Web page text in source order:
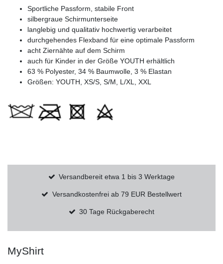
Sportliche Passform, stabile Front
silbergraue Schirmunterseite
langlebig und qualitativ hochwertig verarbeitet
durchgehendes Flexband für eine optimale Passform
acht Ziernähte auf dem Schirm
auch für Kinder in der Größe YOUTH erhältlich
63 % Polyester, 34 % Baumwolle, 3 % Elastan
Größen: YOUTH, XS/S, S/M, L/XL, XXL
Versandbereit etwa 1 bis 3 Werktage
Versandkostenfrei ab 79 EUR Bestellwert
30 Tage Rückgaberecht
MyShirt